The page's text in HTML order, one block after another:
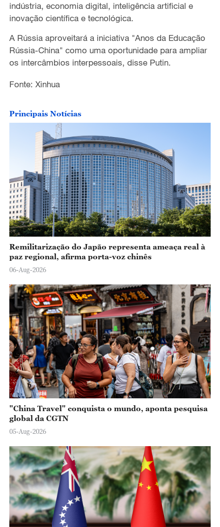
indústria, economia digital, inteligência artificial e
inovação científica e tecnológica.
A Rússia aproveitará a iniciativa "Anos da Educação
Rússia-China" como uma oportunidade para ampliar
os intercâmbios interpessoais, disse Putin.
Fonte: Xinhua
Principais Notícias
Remilitarização do Japão representa ameaça real à
paz regional, afirma porta-voz chinês
06-Aug-2026
"China Travel" conquista o mundo, aponta pesquisa
global da CGTN
05-Aug-2026